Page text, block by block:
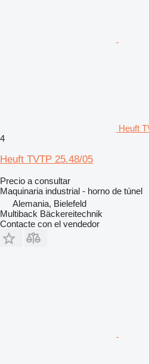
Heuft
4
Heuft TVTP 25.48/05
Precio a consultar
Maquinaria industrial - horno de túnel
Alemania, Bielefeld
Multiback Bäckereitechnik
Contacte con el vendedor